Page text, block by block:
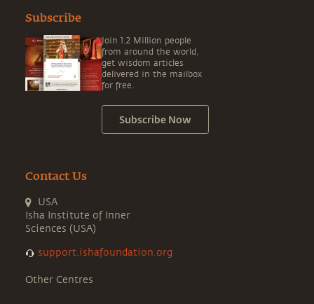
Subscribe
Join 1.2 Million people
from around the world,
get wisdom articles
delivered in the mailbox
for free.
Subscribe Now
Contact Us
USA
Isha Institute of Inner
Sciences (USA)
support.ishafoundation.org
Other Centres